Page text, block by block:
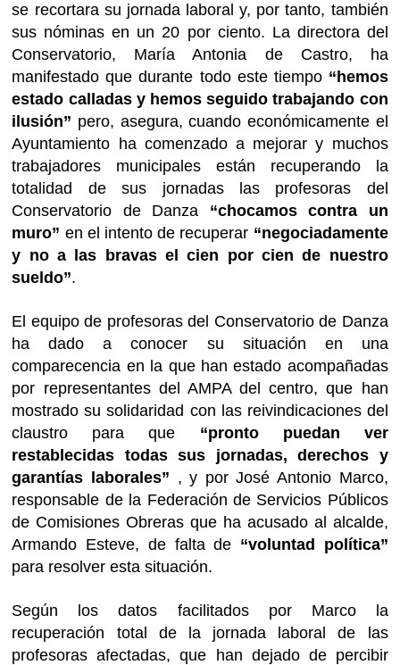
se recortara su jornada laboral y, por tanto, también
sus nóminas en un 20 por ciento. La directora del
Conservatorio, María Antonia de Castro, ha
manifestado que durante todo este tiempo “hemos
estado calladas y hemos seguido trabajando con
ilusión” pero, asegura, cuando económicamente el
Ayuntamiento ha comenzado a mejorar y muchos
trabajadores municipales están recuperando la
totalidad de sus jornadas las profesoras del
Conservatorio de Danza “chocamos contra un
muro” en el intento de recuperar “negociadamente
y no a las bravas el cien por cien de nuestro
sueldo”.
El equipo de profesoras del Conservatorio de Danza
ha dado a conocer su situación en una
comparecencia en la que han estado acompañadas
por representantes del AMPA del centro, que han
mostrado su solidaridad con las reivindicaciones del
claustro para que “pronto puedan ver
restablecidas todas sus jornadas, derechos y
garantías laborales” , y por José Antonio Marco,
responsable de la Federación de Servicios Públicos
de Comisiones Obreras que ha acusado al alcalde,
Armando Esteve, de falta de “voluntad política”
para resolver esta situación.
Según los datos facilitados por Marco la
recuperación total de la jornada laboral de las
profesoras afectadas, que han dejado de percibir